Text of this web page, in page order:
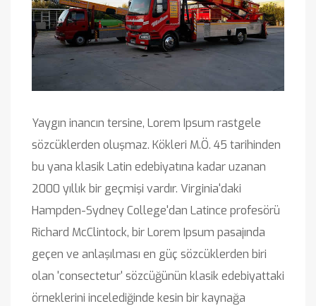
Yaygın inancın tersine, Lorem Ipsum rastgele
sözcüklerden oluşmaz. Kökleri M.Ö. 45 tarihinden
bu yana klasik Latin edebiyatına kadar uzanan
2000 yıllık bir geçmişi vardır. Virginia'daki
Hampden-Sydney College'dan Latince profesörü
Richard McClintock, bir Lorem Ipsum pasajında
geçen ve anlaşılması en güç sözcüklerden biri
olan 'consectetur' sözcüğünün klasik edebiyattaki
örneklerini incelediğinde kesin bir kaynağa